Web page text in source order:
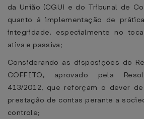
da União (CGU) e do Tribunal de
quanto à implementação de
integridade, especialmente no
ativa e passiva;
Considerando as disposições do
COFFITO, aprovado pela
413/2012, que reforçam o dever
prestação de contas perante a
controle;